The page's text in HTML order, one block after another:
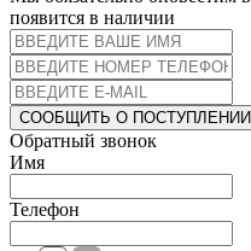
появится в наличии
СООБЩИТЬ О ПОСТУПЛЕНИИ
Обратный звонок
Имя
Телефон